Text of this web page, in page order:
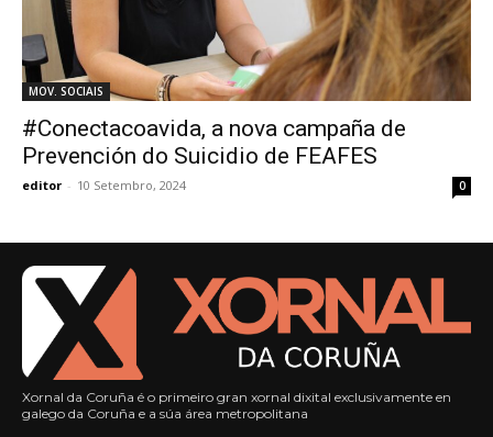
MOV. SOCIAIS
#Conectacoavida, a nova campaña de
Prevención do Suicidio de FEAFES
editor - 10 Setembro, 2024 0
Xornal da Coruña é o primeiro gran xornal dixital exclusivamente en
galego da Coruña e a súa área metropolitana